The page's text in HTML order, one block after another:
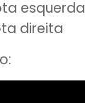
esquerda
direita